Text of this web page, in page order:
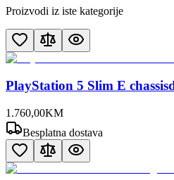
Proizvodi iz iste kategorije
PlayStation 5 Slim E
1.760,00KM
Besplatna dostava